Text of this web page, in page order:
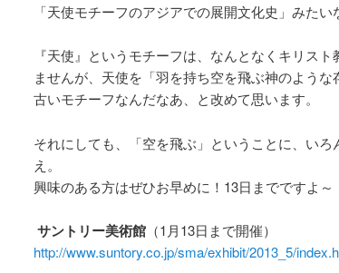
「天使モチーフのアジアでの展開文化史」みたい
『天使』というモチーフは、なんとなくキリス
ませんが、天使を「羽を持ち空を飛ぶ神のよう
古いモチーフなんだなあ、と改めて思います。
それにしても、「空を飛ぶ」ということに、い
え。
興味のある方はぜひお早めに！13日までですよ～
サントリー美術館（1月13日まで開催）
http://www.suntory.co.jp/sma/exhibit/2013_5/